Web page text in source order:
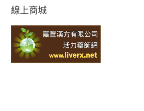
線上商城